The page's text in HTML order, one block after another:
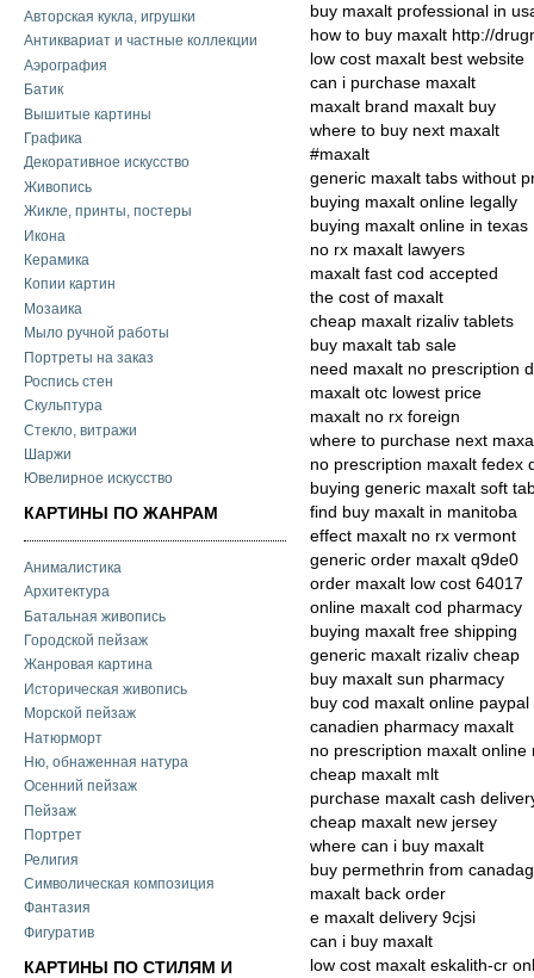
Авторская кукла, игрушки
Антиквариат и частные коллекции
Аэрография
Батик
Вышитые картины
Графика
Декоративное искусство
Живопись
Жикле, принты, постеры
Икона
Керамика
Копии картин
Мозаика
Мыло ручной работы
Портреты на заказ
Роспись стен
Скульптура
Стекло, витражи
Шаржи
Ювелирное искусство
КАРТИНЫ ПО ЖАНРАМ
Анималистика
Архитектура
Батальная живопись
Городской пейзаж
Жанровая картина
Историческая живопись
Морской пейзаж
Натюрморт
Ню, обнаженная натура
Осенний пейзаж
Пейзаж
Портрет
Религия
Символическая композиция
Фантазия
Фигуратив
КАРТИНЫ ПО СТИЛЯМ И
buy maxalt professional in
how to buy maxalt http://
low cost maxalt best website
can i purchase maxalt
maxalt brand maxalt buy
where to buy next maxalt
#maxalt
generic maxalt tabs without
buying maxalt online legally
buying maxalt online in texas
no rx maxalt lawyers
maxalt fast cod accepted
the cost of maxalt
cheap maxalt rizaliv tablets
buy maxalt tab sale
need maxalt no prescription
maxalt otc lowest price
maxalt no rx foreign
where to purchase next
no prescription maxalt fedex
buying generic maxalt soft
find buy maxalt in manitoba
effect maxalt no rx vermont
generic order maxalt q9de0
order maxalt low cost 64017
online maxalt cod pharmacy
buying maxalt free shipping
generic maxalt rizaliv cheap
buy maxalt sun pharmacy
buy cod maxalt online paypal
canadien pharmacy maxalt
no prescription maxalt online
cheap maxalt mlt
purchase maxalt cash
cheap maxalt new jersey
where can i buy maxalt
buy permethrin from
maxalt back order
e maxalt delivery 9cjsi
can i buy maxalt
low cost maxalt eskalith-cr